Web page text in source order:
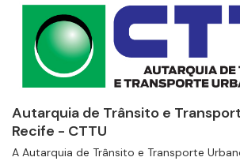
Autarquia de Trânsito e
Recife - CTTU
A Autarquia de Trânsito e Transporte